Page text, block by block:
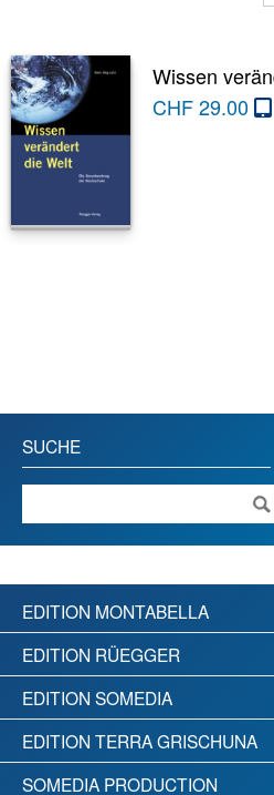
Wissen
CHF29.00
SUCHE
EDITION MONTABELLA
EDITION RÜEGGER
EDITION SOMEDIA
EDITION TERRA GRISCHUNA
SOMEDIA PRODUCTION